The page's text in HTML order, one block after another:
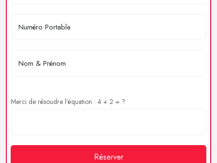
Merci de résoudre l'équation : 4 + 2 = ?
Réserver